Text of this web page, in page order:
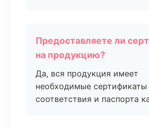
Предоставляете ли
на продукцию?
Да, вся продукция имеет
необходимые сертификаты
соответствия и паспорта